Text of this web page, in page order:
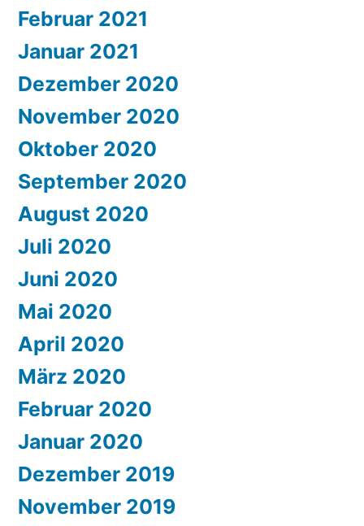
Februar 2021
Januar 2021
Dezember 2020
November 2020
Oktober 2020
September 2020
August 2020
Juli 2020
Juni 2020
Mai 2020
April 2020
März 2020
Februar 2020
Januar 2020
Dezember 2019
November 2019